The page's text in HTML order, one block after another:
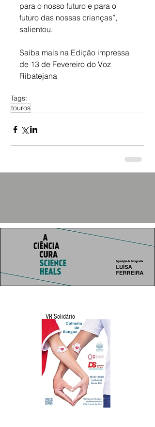
para o nosso futuro e para o
futuro das nossas crianças”,
salientou.
Saiba mais na Edição impressa
de 13 de Fevereiro do Voz
Ribatejana
Tags:
touros
VR Solidário